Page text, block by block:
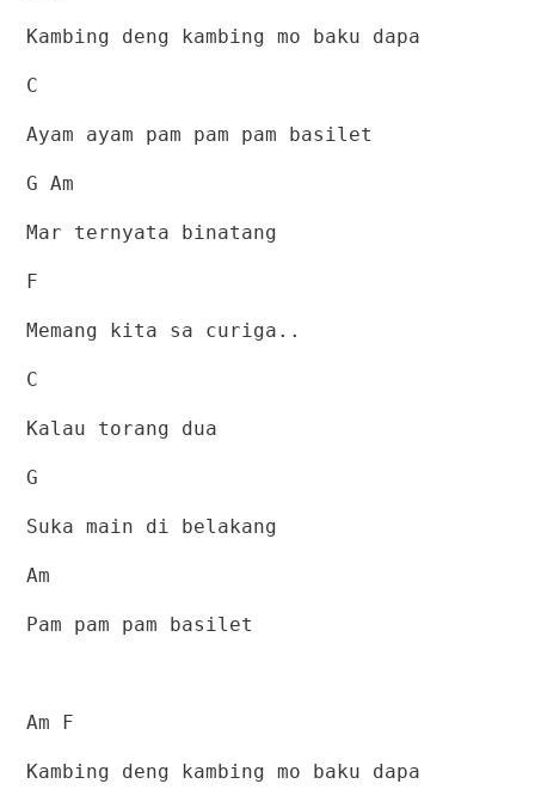
Kambing deng kambing mo baku dapa
C
Ayam ayam pam pam pam basilet
G Am
Mar ternyata binatang
F
Memang kita sa curiga..
C
Kalau torang dua
G
Suka main di belakang
Am
Pam pam pam basilet
Am F
Kambing deng kambing mo baku dapa